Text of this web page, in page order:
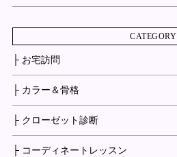
CATEGORY
├ お宅訪問
├ カラー＆骨格
├ クローゼット診断
├ コーディネートレッスン